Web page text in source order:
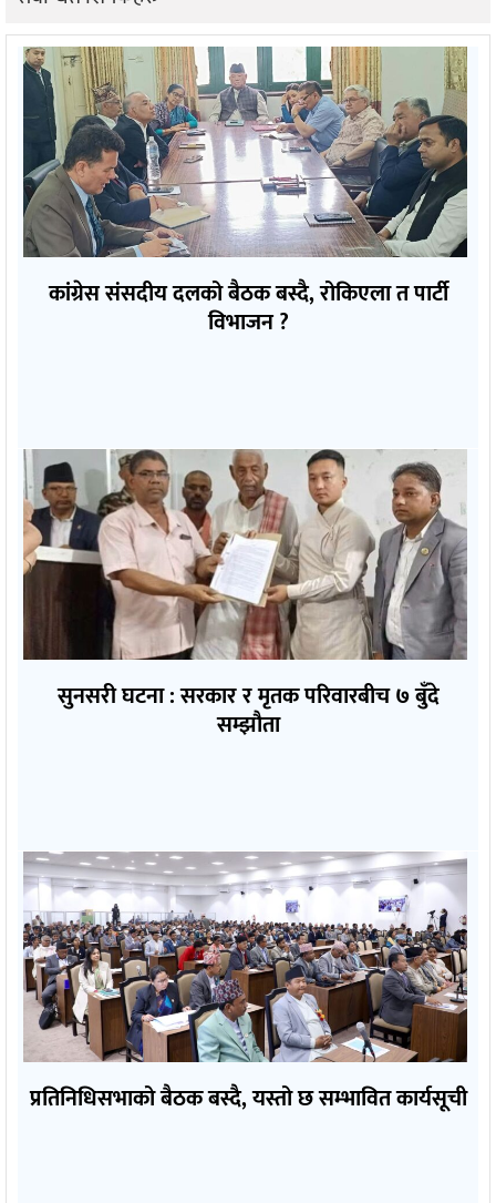
कांग्रेस संसदीय दलको बैठक बस्दै, रोकिएला त पार्टी
विभाजन ?
सुनसरी घटना : सरकार र मृतक परिवारबीच ७ बुँदे
सम्झौता
प्रतिनिधिसभाको बैठक बस्दै, यस्तो छ सम्भावित कार्यसूची